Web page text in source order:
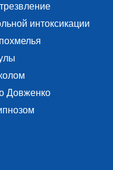
интоксикации
Довженко